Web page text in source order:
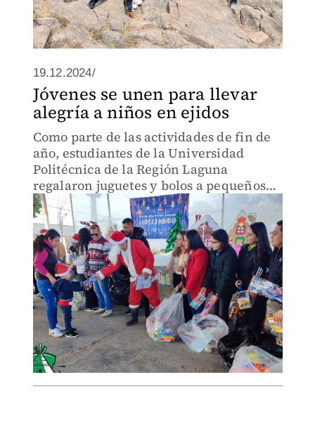
19.12.2024/
Jóvenes se unen para llevar
alegría a niños en ejidos
Como parte de las actividades de fin de
año, estudiantes de la Universidad
Politécnica de la Región Laguna
regalaron juguetes y bolos a pequeños
de educación preescolar y primaria